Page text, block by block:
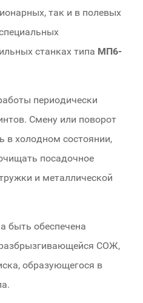
так и в полевых
станках типа МП6-
периодически
Смену или поворот
в холодном состоянии,
посадочное
и металлической
быть обеспечена
СОЖ,
образующегося в